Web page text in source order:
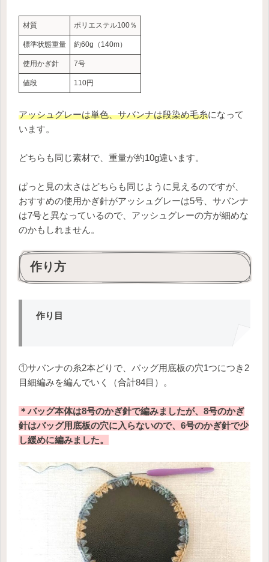
材質 ポリエステル100％
標準状態重量 約60g（140m）
使用かぎ針 7号
値段 110円
アッシュグレーは単色、サバンナは段染め毛糸になって
います。
どちらも同じ素材で、重量が約10g違います。
ぱっと見の太さはどちらも同じように見えるのですが、
おすすめの使用かぎ針がアッシュグレーは5号、サバンナ
は7号と異なっているので、アッシュグレーの方が細めな
のかもしれません。
作り方
作り目
①サバンナの糸2本どりで、バッグ用底板の穴1つにつき2
目細編みを編んでいく（合計84目）。
＊バッグ本体は8号のかぎ針で編みましたが、8号のかぎ
針はバッグ用底板の穴に入らないので、6号のかぎ針で少
し緩めに編みました。